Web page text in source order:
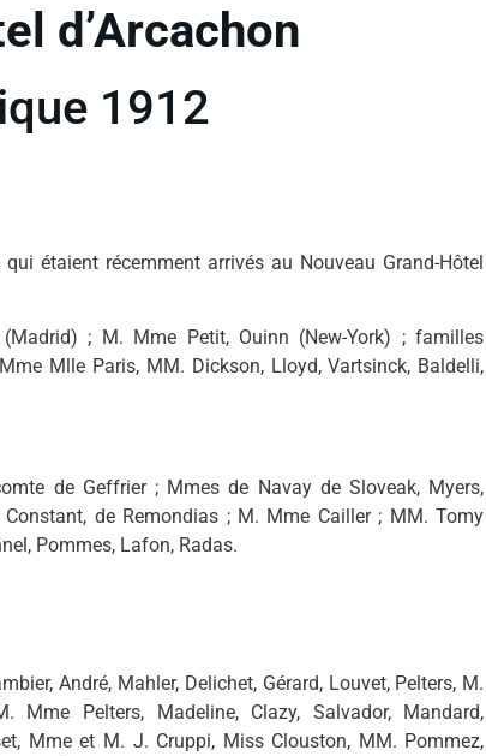
d’Arcachon
1912
étaient récemment arrivés au Nouveau Grand-Hôtel
; M. Mme Petit, Ouinn (New-York) ; familles
Mlle Paris, MM. Dickson, Lloyd, Vartsinck, Baldelli,
de Geffrier ; Mmes de Navay de Sloveak, Myers,
de Remondias ; M. Mme Cailler ; MM. Tomy
Pommes, Lafon, Radas.
André, Mahler, Delichet, Gérard, Louvet, Pelters, M.
Mme Pelters, Madeline, Clazy, Salvador, Mandard,
Mme et M. J. Cruppi, Miss Clouston, MM. Pommez,